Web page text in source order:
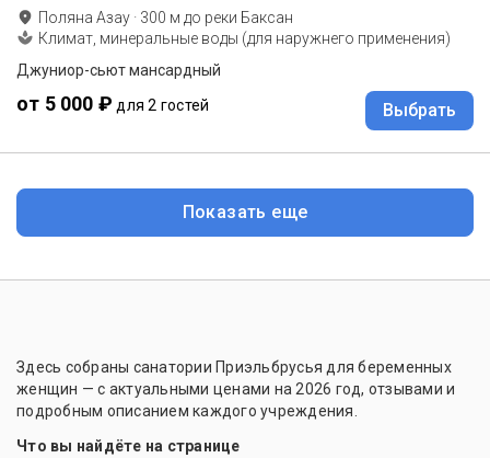
Поляна Азау · 300 м до реки Баксан
Климат, минеральные воды (для наружнего применения)
Джуниор-сьют мансардный
от 5 000 ₽ для 2 гостей Выбрать
Показать еще
Здесь собраны санатории Приэльбрусья для беременных
женщин — с актуальными ценами на 2026 год, отзывами и
подробным описанием каждого учреждения.
Что вы найдёте на странице